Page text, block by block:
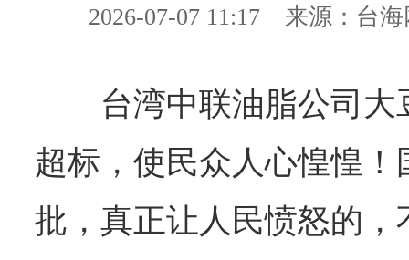
2026-07-07 11:17 来源：台海
台湾中联油脂公司
超标，使民众人心惶惶
批，真正让人民愤怒的